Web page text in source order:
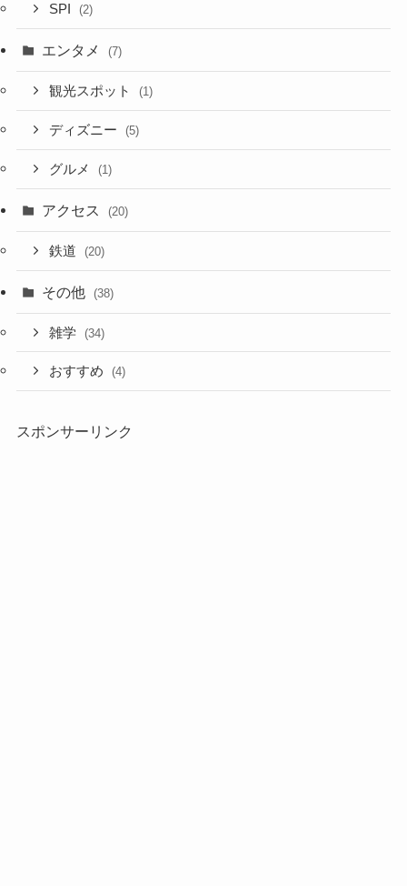
SPI (2)
エンタメ (7)
観光スポット (1)
ディズニー (5)
グルメ (1)
アクセス (20)
鉄道 (20)
その他 (38)
雑学 (34)
おすすめ (4)
スポンサーリンク